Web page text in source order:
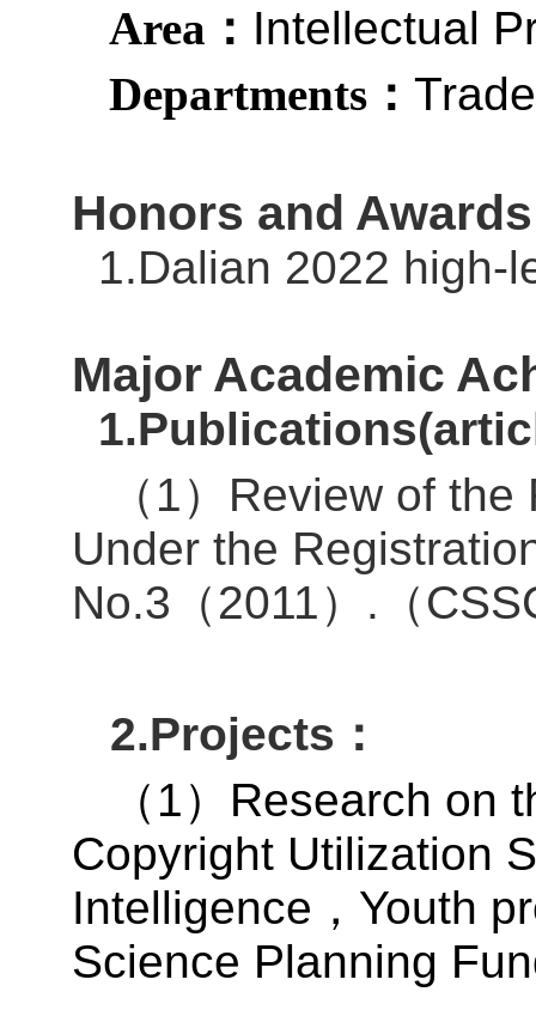
Area ： Intellectual
Departments ：
Honors and Awards
1.Dalian 2022 high-
Major Academic
1.
（ 1） Review of the
Under the
No.3 （2011） . （
2.Projects ：
（ 1） Research on
Copyright Utilization
Intelligence ， Youth
Science Planning